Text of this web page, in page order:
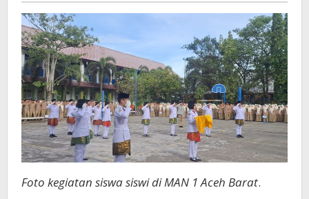
Dua
Luar
Negeri
Foto kegiatan siswa siswi di MAN 1 Aceh Barat.